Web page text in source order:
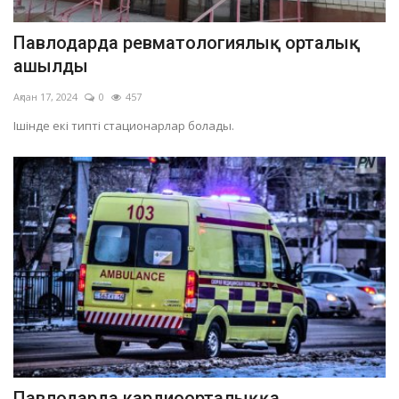
Павлодарда ревматологиялық орталық
ашылды
Ақпан 17, 2024 0 457
Ішінде екі типті стационарлар болады.